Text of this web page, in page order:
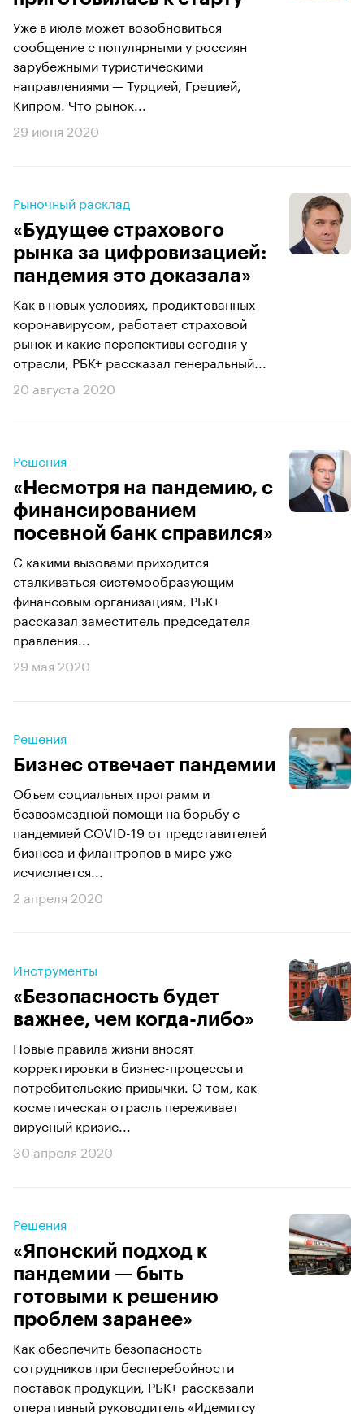
Уже в июле может возобновиться
сообщение с популярными у россиян
зарубежными туристическими
направлениями — Турцией, Грецией,
Кипром. Что рынок...
29 июня 2020
Рыночный расклад
«Будущее страхового
рынка за цифровизацией:
пандемия это доказала»
Как в новых условиях, продиктованных
коронавирусом, работает страховой
рынок и какие перспективы сегодня у
отрасли, РБК+ рассказал генеральный...
20 августа 2020
Решения
«Несмотря на пандемию, с
финансированием
посевной банк справился»
С какими вызовами приходится
сталкиваться системообразующим
финансовым организациям, РБК+
рассказал заместитель председателя
правления...
29 мая 2020
Решения
Бизнес отвечает пандемии
Объем социальных программ и
безвозмездной помощи на борьбу с
пандемией COVID-19 от представителей
бизнеса и филантропов в мире уже
исчисляется...
2 апреля 2020
Инструменты
«Безопасность будет
важнее, чем когда-либо»
Новые правила жизни вносят
корректировки в бизнес-процессы и
потребительские привычки. О том, как
косметическая отрасль переживает
вирусный кризис...
30 апреля 2020
Решения
«Японский подход к
пандемии — быть
готовыми к решению
проблем заранее»
Как обеспечить безопасность
сотрудников при бесперебойности
поставок продукции, РБК+ рассказали
оперативный руководитель «Идемитсу